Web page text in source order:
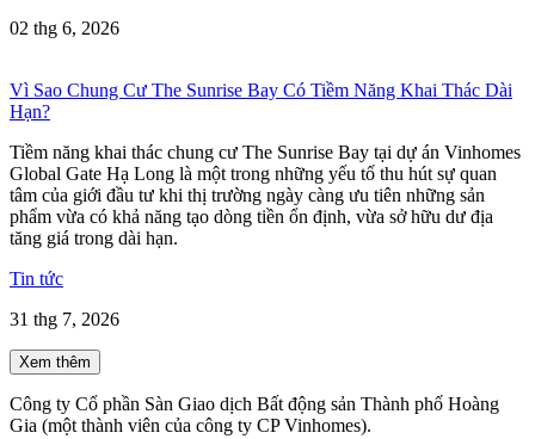
02 thg 6, 2026
Vì Sao Chung Cư The Sunrise Bay Có Tiềm Năng Khai Thác Dài
Hạn?
Tiềm năng khai thác chung cư The Sunrise Bay tại dự án Vinhomes
Global Gate Hạ Long là một trong những yếu tố thu hút sự quan
tâm của giới đầu tư khi thị trường ngày càng ưu tiên những sản
phẩm vừa có khả năng tạo dòng tiền ổn định, vừa sở hữu dư địa
tăng giá trong dài hạn.
Tin tức
31 thg 7, 2026
Xem thêm
Công ty Cổ phần Sàn Giao dịch Bất động sản Thành phố Hoàng
Gia (một thành viên của công ty CP Vinhomes).